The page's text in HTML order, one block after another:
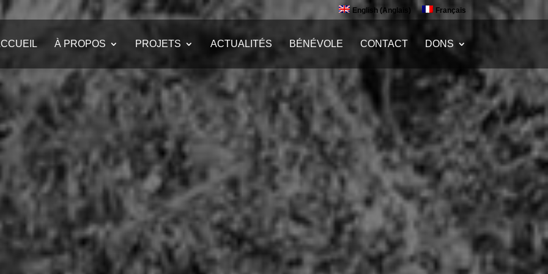
English (Anglais Français
À PROPOS PROJETS ACTUALITÉS BÉNÉVOLE CONTACT DONS